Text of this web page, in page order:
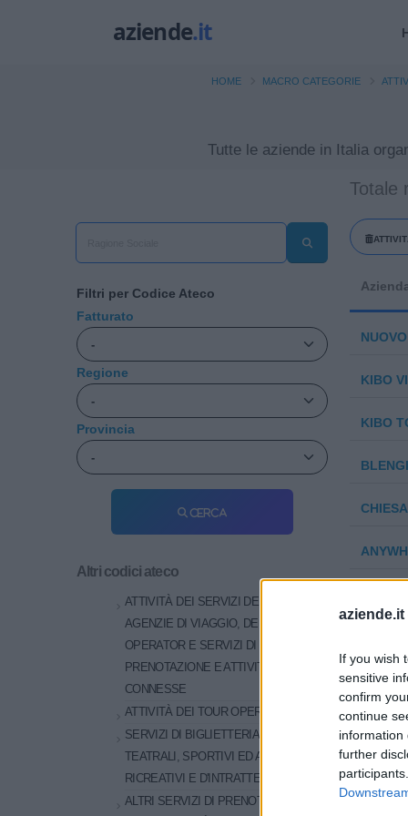
aziende.it
If you wish
sensitive
confirm
continue
information
further
Tutte le aziende in Italia
HOME MACRO CATEGORIE
Filtri per Codice Ateco
Fatturato
Regione
Provincia
Cerca
Altri codici ateco
ATTIVITÀ DEI SERVIZI DELLE
AGENZIE DI VIAGGIO, DEI TOUR
OPERATOR E SERVIZI DI
PRENOTAZIONE E ATTIVITÀ
CONNESSE
ATTIVITÀ DEI TOUR OPERATOR
SERVIZI DI BIGLIETTERIA PER EVENTI
TEATRALI, SPORTIVI ED ALTRI EVENTI
RICREATIVI E D'INTRATTENIMENTO
ALTRI SERVIZI DI PRENOTAZIONE E
Totale
KIBO
KIBO